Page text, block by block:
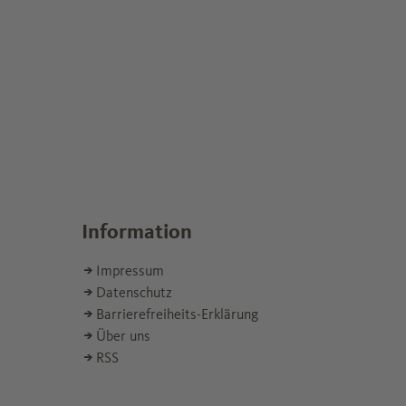
Information
Impressum
Datenschutz
Barrierefreiheits-Erklärung
Über uns
RSS